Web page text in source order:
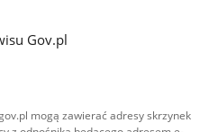
Gov.pl
mogą zawierać adresy skrzynek